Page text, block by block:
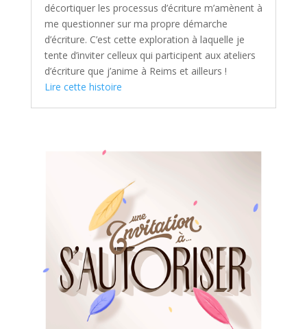
décortiquer les processus d’écriture m’amènent à
me questionner sur ma propre démarche
d’écriture. C’est cette exploration à laquelle je
tente d’inviter celleux qui participent aux ateliers
d’écriture que j’anime à Reims et ailleurs !
Lire cette histoire